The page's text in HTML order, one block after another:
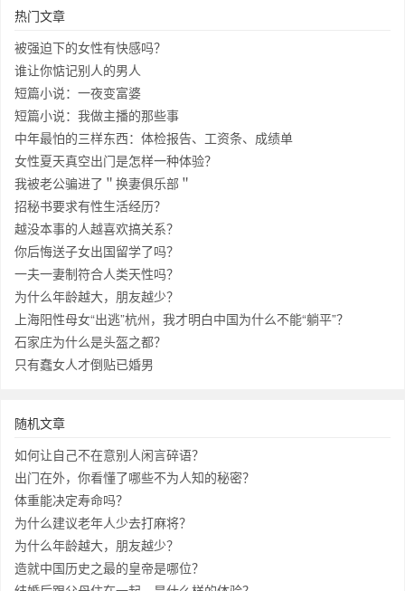
热门文章
被强迫下的女性有快感吗？
谁让你惦记别人的男人
短篇小说：一夜变富婆
短篇小说：我做主播的那些事
中年最怕的三样东西：体检报告、工资条、成绩单
女性夏天真空出门是怎样一种体验？
我被老公骗进了＂换妻俱乐部＂
招秘书要求有性生活经历？
越没本事的人越喜欢搞关系？
你后悔送子女出国留学了吗？
一夫一妻制符合人类天性吗？
为什么年龄越大，朋友越少？
上海阳性母女“出逃”杭州，我才明白中国为什么不能“躺平”？
石家庄为什么是头盔之都？
只有蠢女人才倒贴已婚男
随机文章
如何让自己不在意别人闲言碎语？
出门在外，你看懂了哪些不为人知的秘密？
体重能决定寿命吗？
为什么建议老年人少去打麻将？
为什么年龄越大，朋友越少？
造就中国历史之最的皇帝是哪位？